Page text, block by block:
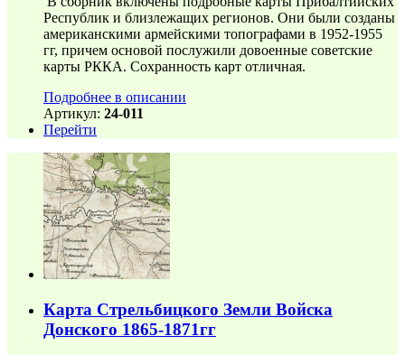
Республик и близлежащих регионов. Они были созданы
американскими армейскими топографами в 1952-1955
гг, причем основой послужили довоенные советские
карты РККА. Сохранность карт отличная.
Подробнее в описании
Артикул: 24-011
Перейти
Карта Стрельбицкого Земли Войска
Донского 1865-1871гг